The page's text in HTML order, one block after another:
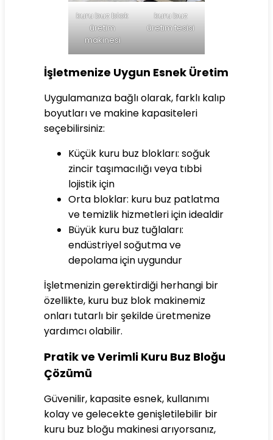
kuru buz blok
üretim
makinesi
kuru buz
üretim tesisi
İşletmenize Uygun Esnek Üretim
Uygulamanıza bağlı olarak, farklı kalıp
boyutları ve makine kapasiteleri
seçebilirsiniz:
Küçük kuru buz blokları: soğuk
zincir taşımacılığı veya tıbbi
lojistik için
Orta bloklar: kuru buz patlatma
ve temizlik hizmetleri için idealdir
Büyük kuru buz tuğlaları:
endüstriyel soğutma ve
depolama için uygundur
İşletmenizin gerektirdiği herhangi bir
özellikte, kuru buz blok makinemiz
onları tutarlı bir şekilde üretmenize
yardımcı olabilir.
Pratik ve Verimli Kuru Buz Bloğu
Çözümü
Güvenilir, kapasite esnek, kullanımı
kolay ve gelecekte genişletilebilir bir
kuru buz bloğu makinesi arıyorsanız,